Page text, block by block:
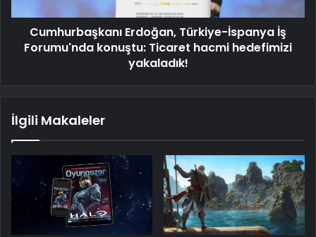
Cumhurbaşkanı Erdoğan, Türkiye-İspanya İş
Forumu'nda konuştu: Ticaret hacmi hedefimizi
yakaladık!
İlgili Makaleler